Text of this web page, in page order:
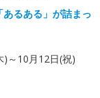
るある」が詰まっ
)～10月12日(祝)